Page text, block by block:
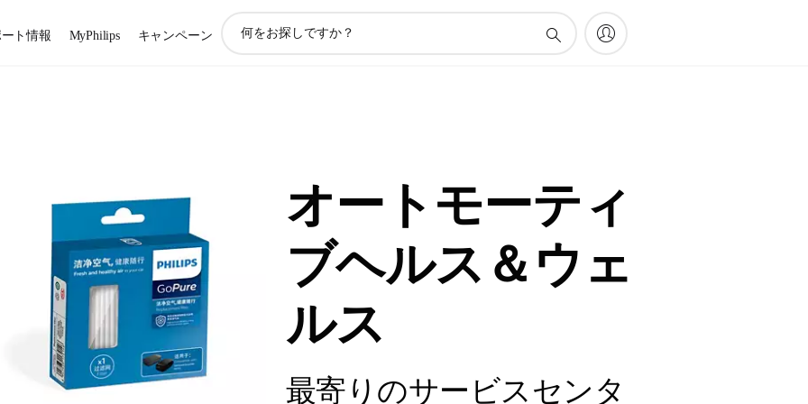
ト情報 MyPhilips キャンペーン
オートモーティ
ブヘルス＆ウェ
ルス
最寄りのサービスセンタ